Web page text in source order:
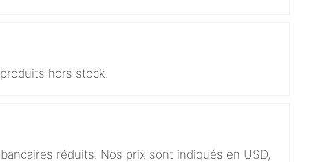
hors stock.
réduits. Nos prix sont indiqués en USD,